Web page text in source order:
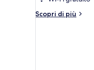
Free)
2
Scopri di più
Altri